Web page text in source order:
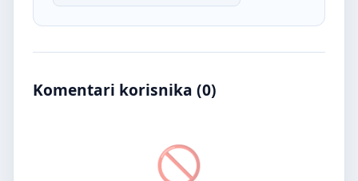
Komentari korisnika (0)